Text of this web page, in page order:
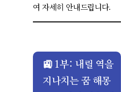
여 자세히 안내드립니다.
🚉 1부: 내릴 역을
지나치는 꿈 해몽